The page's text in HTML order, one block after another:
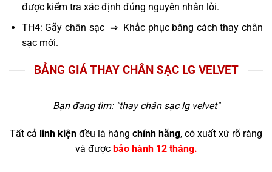
được kiểm tra xác định đúng nguyên nhân lỗi.
TH4: Gãy chân sạc ⇒ Khắc phục bằng cách thay chân
sạc mới.
BẢNG GIÁ THAY CHÂN SẠC LG VELVET
Bạn đang tìm: "thay chân sạc lg velvet"
Tất cả linh kiện đều là hàng chính hãng, có xuất xứ rõ ràng
và được bảo hành 12 tháng.